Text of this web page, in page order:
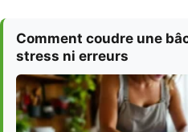
Comment coudre une
stress ni erreurs